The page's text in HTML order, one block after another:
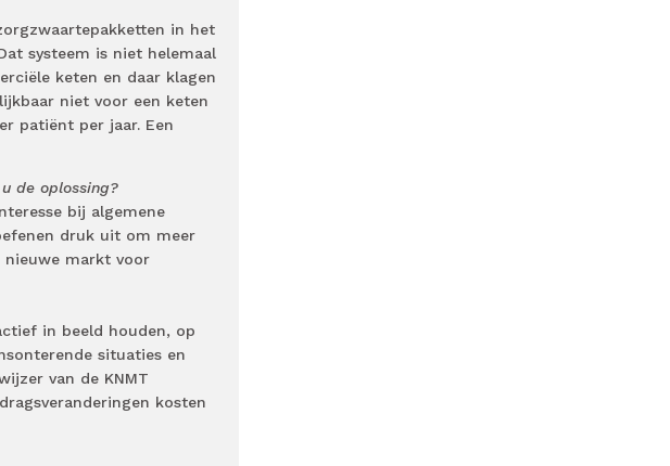
in het
systeem is niet helemaal
keten en daar klagen
niet voor een keten
patiënt per jaar. Een
de oplossing?
bij algemene
druk uit om meer
nieuwe markt voor
in beeld houden, op
situaties en
van de KNMT
kosten